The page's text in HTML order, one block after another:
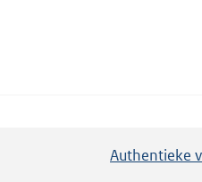
Authentieke